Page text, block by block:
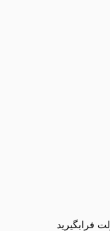
فرابگیرید